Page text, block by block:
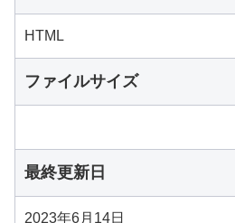
HTML
ファイルサイズ
最終更新日
2023年6月14日